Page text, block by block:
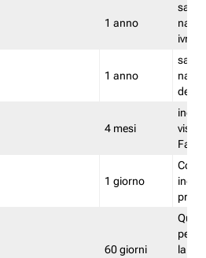
1 anno
salva
ivr
1 anno
salva
del
4 mesi
1 giorno
60 giorni
la